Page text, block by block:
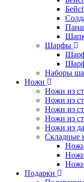
Шарфы
Наборы
Ножи
Ножи из
Ножи из
Ножи из
Ножи из
Ножи из
Складные
Ножи
Ножи
Подарки